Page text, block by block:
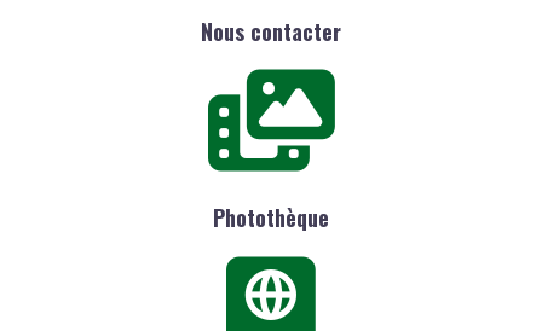
Nous contacter
Photothèque